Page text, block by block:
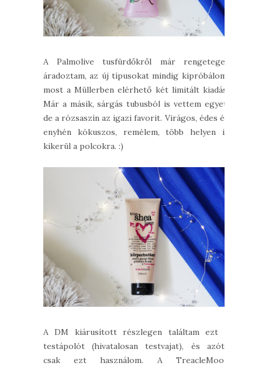
A Palmolive tusfürdőkről már rengeteget
áradoztam, az új típusokat mindig kipróbálom:
most a Müllerben elérhető két limitált kiadás.
Már a másik, sárgás tubusból is vettem egyet,
de a rózsaszín az igazi favorit. Virágos, édes és
enyhén kókuszos, remélem, több helyen is
kikerül a polcokra. :)
A DM kiárusított részlegen találtam ezt a
testápolót (hivatalosan testvajat), és azóta
csak ezt használom. A TreacleMoon